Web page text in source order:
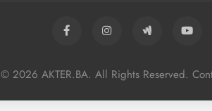
© 2026 AKTER.BA. All Rights Reserved.